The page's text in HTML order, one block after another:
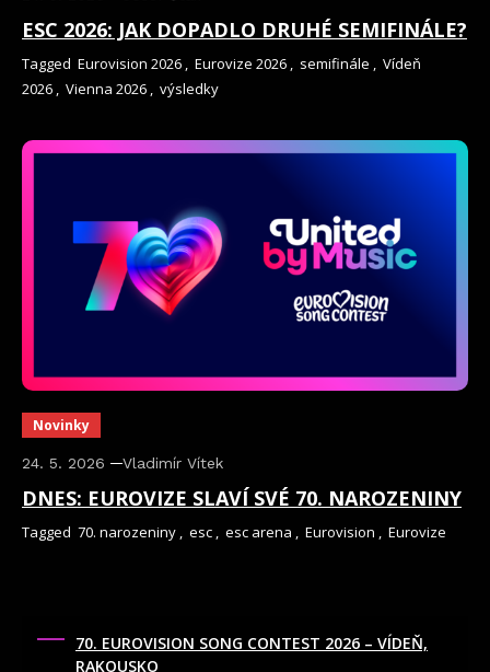
ESC 2026: JAK DOPADLO DRUHÉ SEMIFINÁLE?
Tagged Eurovision 2026 , Eurovize 2026 , semifinále , Vídeň
2026 , Vienna 2026 , výsledky
Novinky
24. 5. 2026 Vladimír Vítek
DNES: EUROVIZE SLAVÍ SVÉ 70. NAROZENINY
Tagged 70. narozeniny , esc , esc arena , Eurovision , Eurovize
70. EUROVISION SONG CONTEST 2026 – VÍDEŇ,
RAKOUSKO